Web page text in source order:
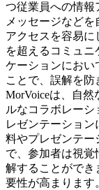
つ従業員への情報
メッセージなど
アクセスを容易
を超えるコミュ
ケーションにおい
ことで、誤解を防
MorVoiceは、自
ルなコラボレー
レゼンテーショ
料やプレゼンテー
で、参加者は視覚
解することができ
要性が高まります